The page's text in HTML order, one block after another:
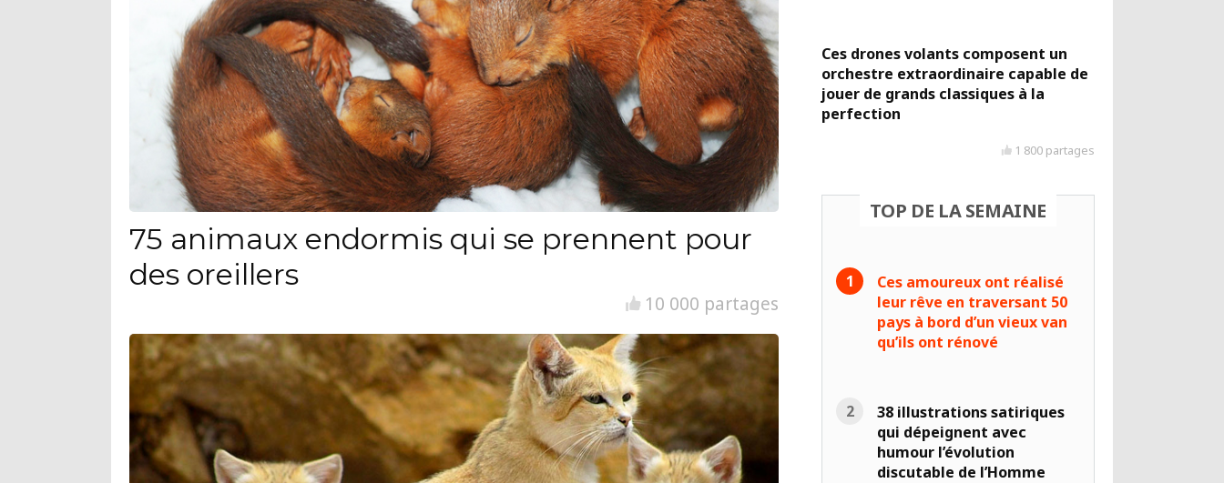
75 animaux endormis qui se prennent pour
des oreillers
10 000 partages
Ces drones volants composent un
orchestre extraordinaire capable de
jouer de grands classiques à la
perfection
1 800 partages
TOP DE LA SEMAINE
Ces amoureux ont réalisé
leur rêve en traversant 50
pays à bord d’un vieux van
qu’ils ont rénové
38 illustrations satiriques
qui dépeignent avec
humour l’évolution
discutable de l’Homme